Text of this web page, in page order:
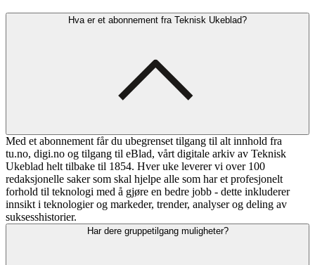
Hva er et abonnement fra Teknisk Ukeblad?
Med et abonnement får du ubegrenset tilgang til alt innhold fra
tu.no, digi.no og tilgang til eBlad, vårt digitale arkiv av Teknisk
Ukeblad helt tilbake til 1854. Hver uke leverer vi over 100
redaksjonelle saker som skal hjelpe alle som har et profesjonelt
forhold til teknologi med å gjøre en bedre jobb - dette inkluderer
innsikt i teknologier og markeder, trender, analyser og deling av
suksesshistorier.
Har dere gruppetilgang muligheter?